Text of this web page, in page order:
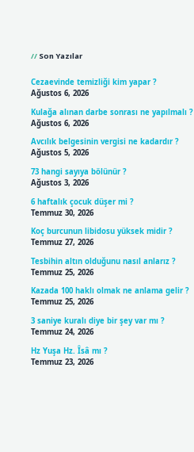
Son Yazılar
Cezaevinde temizliği kim yapar ?
Ağustos 6, 2026
Kulağa alınan darbe sonrası ne yapılmalı ?
Ağustos 6, 2026
Avcılık belgesinin vergisi ne kadardır ?
Ağustos 5, 2026
73 hangi sayıya bölünür ?
Ağustos 3, 2026
6 haftalık çocuk düşer mi ?
Temmuz 30, 2026
Koç burcunun libidosu yüksek midir ?
Temmuz 27, 2026
Tesbihin altın olduğunu nasıl anlarız ?
Temmuz 25, 2026
Kazada 100 haklı olmak ne anlama gelir ?
Temmuz 25, 2026
3 saniye kuralı diye bir şey var mı ?
Temmuz 24, 2026
Hz Yuşa Hz. Îsâ mı ?
Temmuz 23, 2026